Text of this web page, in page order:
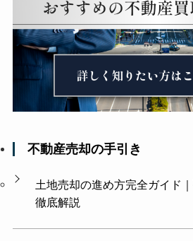
不動産売却の手引き
土地売却の進め方完全ガイド
徹底解説